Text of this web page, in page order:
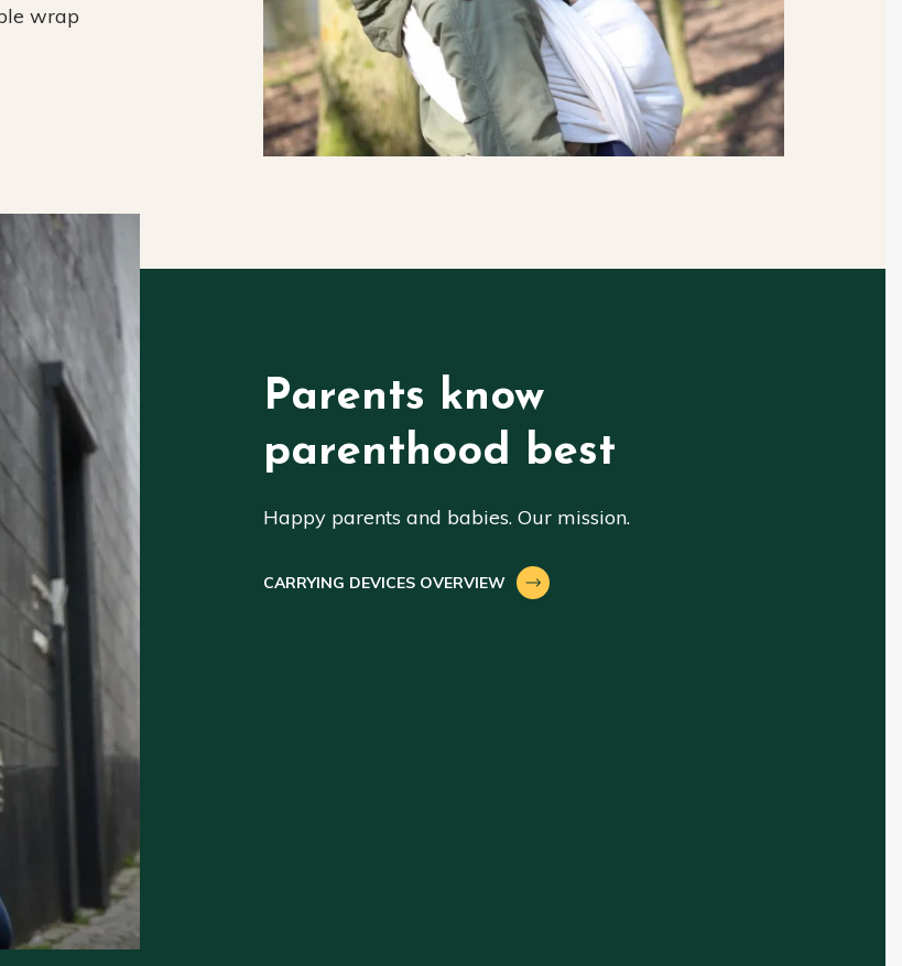
wrap
Parents know
parenthood best
Happy parents and babies. Our mission.
CARRYING DEVICES OVERVIEW